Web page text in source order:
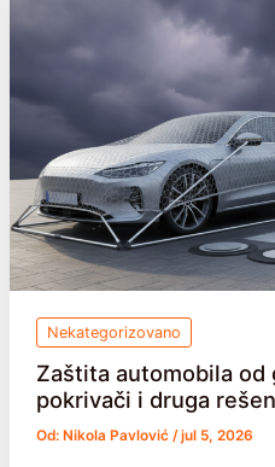
letnje
šta
uradite
unapred
Nekategorizovano
Zaštita automobila od
pokrivači i druga
Od: Nikola Pavlović /jul 5, 2026